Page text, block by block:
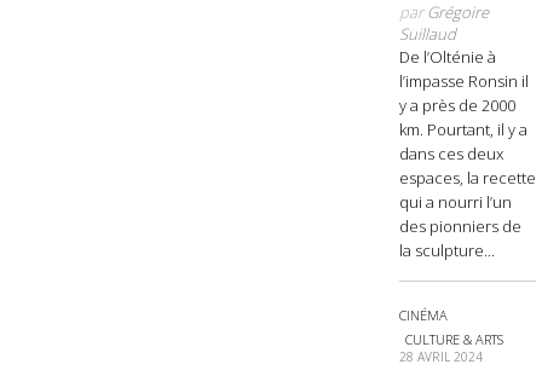
parGrégoire
Suillaud
De l’Olténie à
l’impasse Ronsin il
y a près de 2000
km. Pourtant, il y a
dans ces deux
espaces, la recette
qui a nourri l’un
des pionniers de
la sculpture...
CINÉMA
CULTURE & ARTS
28 AVRIL 2024